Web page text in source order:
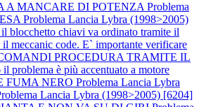
A MANCARE DI POTENZA Problema
Problema Lancia Lybra (1998>2005)
blocchetto chiavi va ordinato tramite il
meccanic code. E` importante verificare
PROCEDURA TRAMITE IL
è più accentuato a motore
FUMA NERO Problema Lancia Lybra
Lancia Lybra (1998>2005) [6204]